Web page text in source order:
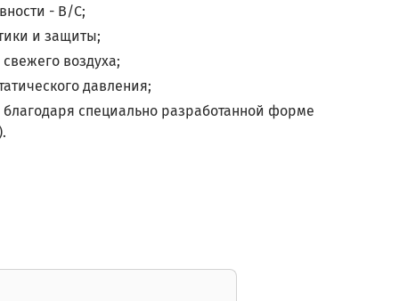
- B/C;
и защиты;
воздуха;
давления;
специально разработанной форме